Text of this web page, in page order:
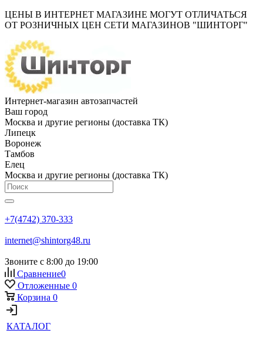
ЦЕНЫ В ИНТЕРНЕТ МАГАЗИНЕ МОГУТ ОТЛИЧАТЬСЯ
ОТ РОЗНИЧНЫХ ЦЕН СЕТИ МАГАЗИНОВ "ШИНТОРГ"
Интернет-магазин автозапчастей
Ваш город
Москва и другие регионы (доставка ТК)
Липецк
Воронеж
Тамбов
Елец
Москва и другие регионы (доставка ТК)
+7(4742) 370-333
internet@shintorg48.ru
Звоните с 8:00 до 19:00
Сравнение0
Отложенные 0
Корзина 0
КАТАЛОГ